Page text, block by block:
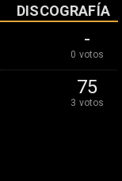
DISCOGRAFÍA
-
0 votos
75
3 votos